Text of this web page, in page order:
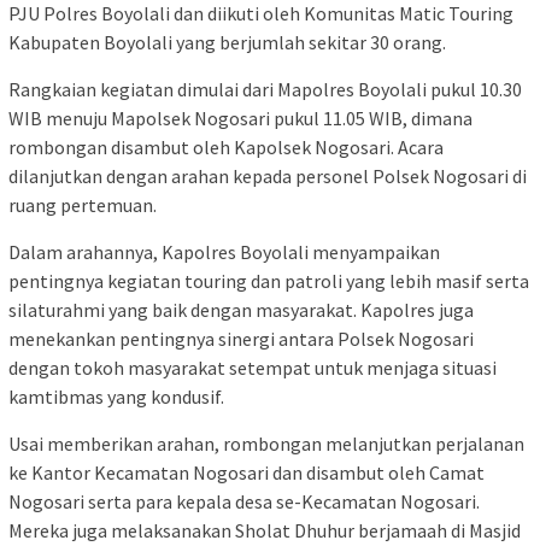
PJU Polres Boyolali dan diikuti oleh Komunitas Matic Touring
Kabupaten Boyolali yang berjumlah sekitar 30 orang.
Rangkaian kegiatan dimulai dari Mapolres Boyolali pukul 10.30
WIB menuju Mapolsek Nogosari pukul 11.05 WIB, dimana
rombongan disambut oleh Kapolsek Nogosari. Acara
dilanjutkan dengan arahan kepada personel Polsek Nogosari di
ruang pertemuan.
Dalam arahannya, Kapolres Boyolali menyampaikan
pentingnya kegiatan touring dan patroli yang lebih masif serta
silaturahmi yang baik dengan masyarakat. Kapolres juga
menekankan pentingnya sinergi antara Polsek Nogosari
dengan tokoh masyarakat setempat untuk menjaga situasi
kamtibmas yang kondusif.
Usai memberikan arahan, rombongan melanjutkan perjalanan
ke Kantor Kecamatan Nogosari dan disambut oleh Camat
Nogosari serta para kepala desa se-Kecamatan Nogosari.
Mereka juga melaksanakan Sholat Dhuhur berjamaah di Masjid